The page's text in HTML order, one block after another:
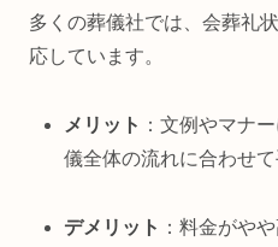
多くの葬儀社では、会葬礼
応しています。
メリット ：文例やマナ
儀全体の流れに合わせ
デメリット ：料金がや